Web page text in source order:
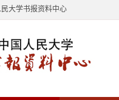
大学书报资料中心